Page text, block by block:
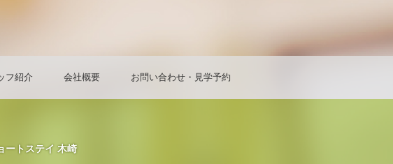
フ紹介 会社概要 お問い合わせ・見学予約
ートステイ 木崎